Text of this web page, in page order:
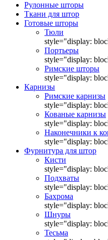
Рулонные шторы
Ткани для штор
Готовые шторы
Тюли
style="display:
Портьеры
style="display:
Римские шторы
style="display:
Карнизы
Римские карнизы
style="display:
Кованые карнизы
style="display:
Наконечники к
style="display:
Фурнитура для штор
Кисти
style="display:
Подхваты
style="display:
Бахрома
style="display:
Шнуры
style="display:
Тесьма